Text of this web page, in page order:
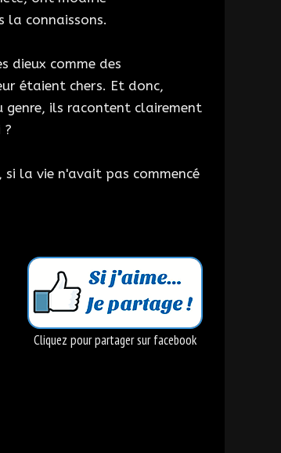
la connaissons.
dieux comme des
étaient chers. Et donc,
genre, ils racontent clairement
?
la vie n'avait pas commencé
Cliquez pour partager sur facebook